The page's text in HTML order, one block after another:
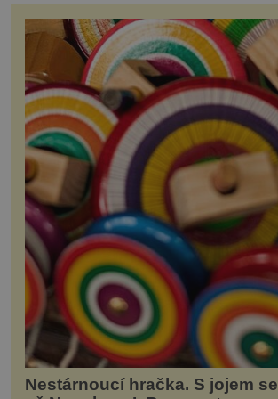
Nestárnoucí hračka. S jojem